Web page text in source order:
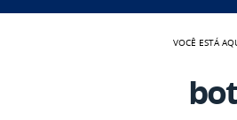
VOCÊ ESTÁ